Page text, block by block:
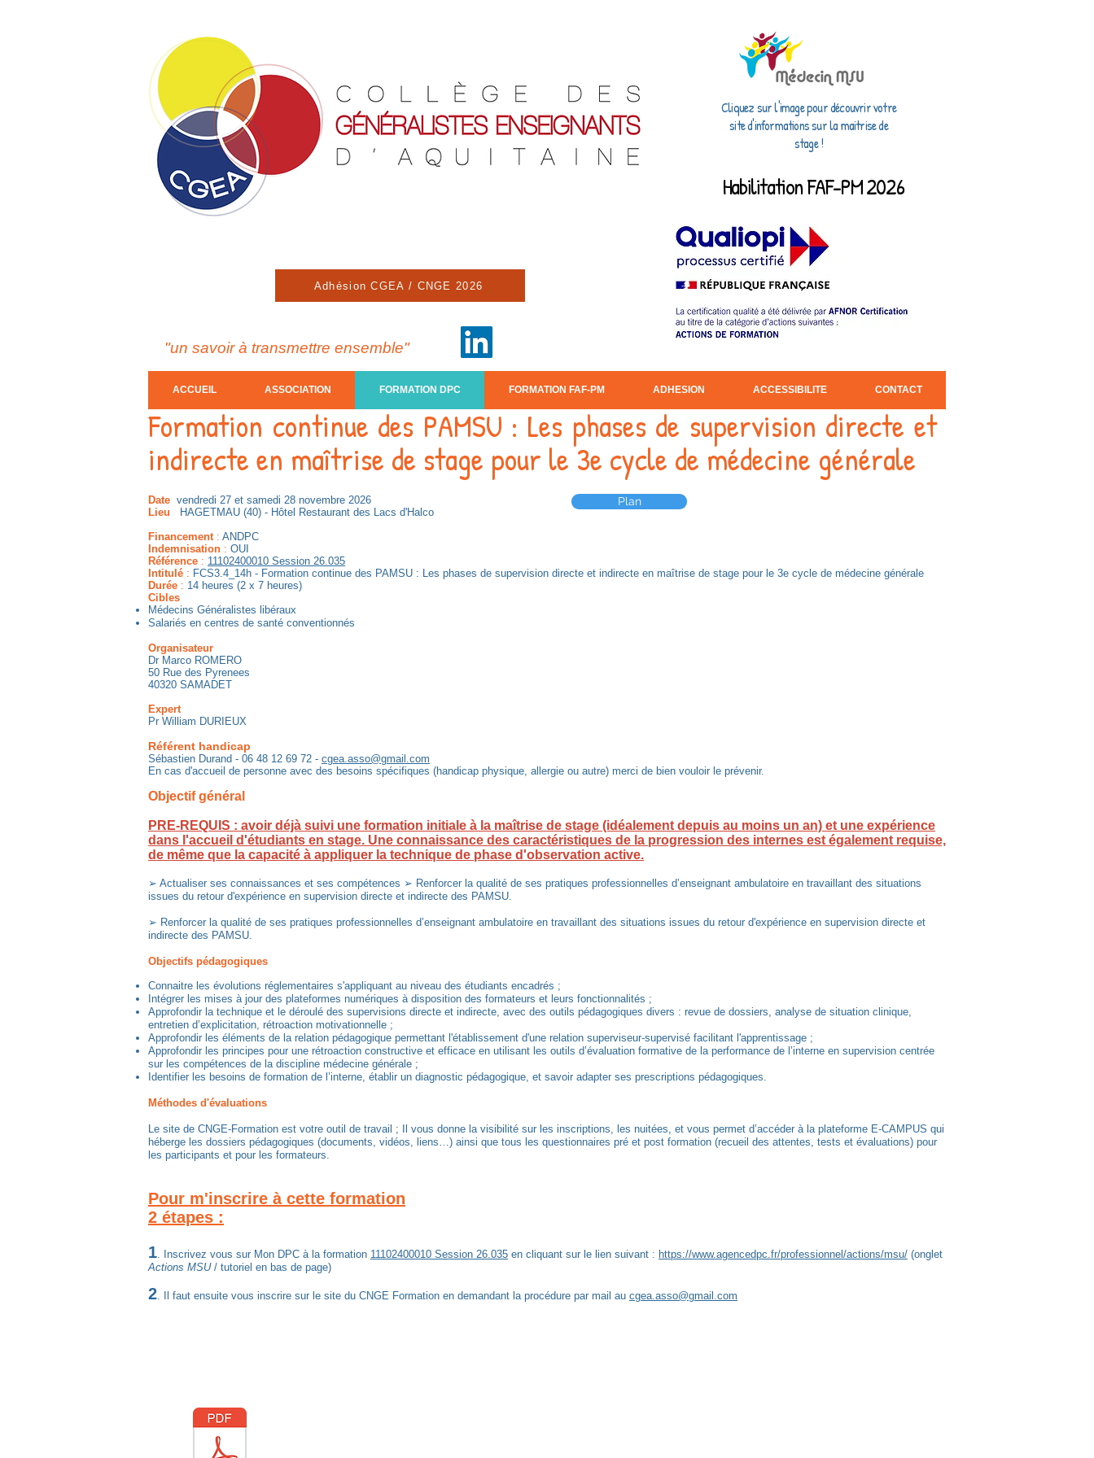
Adhésion CGEA / CNGE 2026
"un savoir à transmettre ensemble"
Cliquez sur l'image pour découvrir votre
site d'informations sur la maitrise de
stage !
Habilitation FAF-PM 2026
ACCUEIL ASSOCIATION FORMATION DPC FORMATION FAF-PM ADHESION ACCESSIBILITE CONTACT
Formation continue des PAMSU : Les phases de supervision directe et
indirecte en maîtrise de stage pour le 3e cycle de médecine générale
Date vendredi 27 et samedi 28 novembre 2026
Lieu
HAGETMAU (40) - Hôtel Restaurant des Lacs d'Halco
Financement : ANDPC
Indemnisation : OUI
Référence : 11102400010 Session 26.035
Intitulé : FCS3.4_14h - Formation continue des PAMSU : Les phases de supervision directe et indirecte en maîtrise de stage pour le 3e cycle de médecine générale
Durée : 14 heures (2 x 7 heures)
Cibles
Médecins Généralistes libéraux
Salariés en centres de santé conventionnés
Organisateur
Dr Marco ROMERO
50 Rue des Pyrenees
40320 SAMADET
Expert
Pr William DURIEUX
Référent handicap
Sébastien Durand - 06 48 12 69 72 - cgea.asso@gmail.com
​En cas d'accueil de personne avec des besoins spécifiques (handicap physique, allergie ou autre) merci de bien vouloir le prévenir.
Plan
Objectif général
PRE-REQUIS : avoir déjà suivi une formation initiale à la maîtrise de stage (idéalement depuis au moins un an) et une expérience
dans l'accueil d'étudiants en stage. Une connaissance des caractéristiques de la progression des internes est également requise,
de même que la capacité à appliquer la technique de phase d'observation active.
➢ Actualiser ses connaissances et ses compétences ➢ Renforcer la qualité de ses pratiques professionnelles d’enseignant ambulatoire en travaillant des situations
issues du retour d'expérience en supervision directe et indirecte des PAMSU.
➢ Renforcer la qualité de ses pratiques professionnelles d’enseignant ambulatoire en travaillant des situations issues du retour d'expérience en supervision directe et
indirecte des PAMSU.
Objectifs pédagogiques
Connaitre les évolutions réglementaires s'appliquant au niveau des étudiants encadrés ;
Intégrer les mises à jour des plateformes numériques à disposition des formateurs et leurs fonctionnalités ;
Approfondir la technique et le déroulé des supervisions directe et indirecte, avec des outils pédagogiques divers : revue de dossiers, analyse de situation clinique,
entretien d’explicitation, rétroaction motivationnelle ;
Approfondir les éléments de la relation pédagogique permettant l'établissement d'une relation superviseur-supervisé facilitant l'apprentissage ;
Approfondir les principes pour une rétroaction constructive et efficace en utilisant les outils d’évaluation formative de la performance de l’interne en supervision centrée
sur les compétences de la discipline médecine générale ;
Identifier les besoins de formation de l’interne, établir un diagnostic pédagogique, et savoir adapter ses prescriptions pédagogiques.
Méthodes d'évaluations
Le site de CNGE-Formation est votre outil de travail ; Il vous donne la visibilité sur les inscriptions, les nuitées, et vous permet d’accéder à la plateforme E-CAMPUS qui
héberge les dossiers pédagogiques (documents, vidéos, liens…) ainsi que tous les questionnaires pré et post formation (recueil des attentes, tests et évaluations) pour
les participants et pour les formateurs.
Pour m'inscrire à cette formation
2 étapes :
1. Inscrivez vous sur Mon DPC à la formation 11102400010 Session 26.035 en cliquant sur le lien suivant : https://www.agencedpc.fr/professionnel/actions/msu/ (onglet
Actions MSU/ tutoriel en bas de page)
2. Il faut ensuite vous inscrire sur le site du CNGE Formation en demandant la procédure par mail au cgea.asso@gmail.com